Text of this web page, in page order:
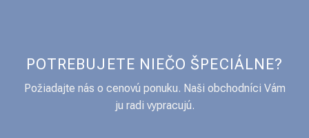
POTREBUJETE NIEČO ŠPECIÁLNE?
Požiadajte nás o cenovú ponuku. Naši obchodníci Vám
ju radi vypracujú.